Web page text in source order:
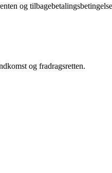
og
og fradragsretten.